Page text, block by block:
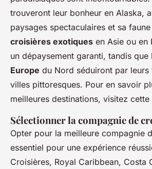
trouveront leur bonheur en Alaska,
paysages spectaculaires et sa
croisières exotiques en Asie ou en
un dépaysement garanti, tandis que
Europe du Nord séduiront par
villes pittoresques. Pour en savoir
meilleures destinations, visitez cette
Sélectionner la compagnie de
Opter pour la meilleure compagnie
essentiel pour une expérience
Croisières, Royal Caribbean, Costa